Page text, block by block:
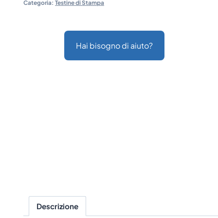
Categoria: Testine di Stampa
Hai bisogno di aiuto?
Descrizione